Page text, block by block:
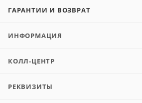
ГАРАНТИИ И ВОЗВРАТ
ИНФОРМАЦИЯ
КОЛЛ-ЦЕНТР
РЕКВИЗИТЫ